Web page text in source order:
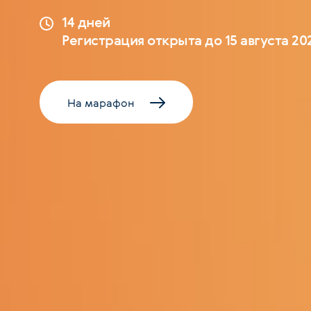
14 дней
Регистрация открыта до 15 августа
На марафон